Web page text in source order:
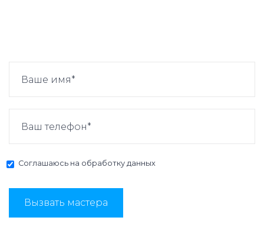
Соглашаюсь на обработку данных
Вызвать мастера